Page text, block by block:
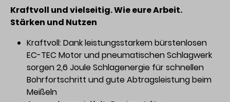
Kraftvoll und vielseitig. Wie eure Arbeit.
Stärken und Nutzen
Kraftvoll: Dank leistungsstarkem bürstenlosen
EC-TEC Motor und pneumatischen Schlagwerk
sorgen 2,6 Joule Schlagenergie für schnellen
Bohrfortschritt und gute Abtragsleistung beim
Meißeln